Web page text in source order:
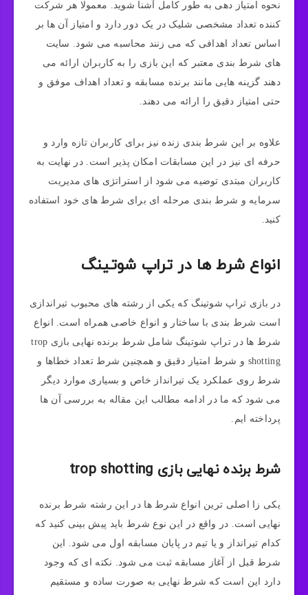
نحوه امتیاز دهی به طور کامل آشنا شوید. معمولا هر شرکت
کننده تعداد مشخصی شلیک در یک دور دارد و امتیاز آن ها بر
اساس تعداد اهدافی که می زنند محاسبه می شود. سایت
های شرط بندی معتبر که این بازی را به کاربران ارائه می
دهند گزینه هایی مانند برنده مسابقه و تعداد اهداف موفق و
حتی امتیاز دقیق را ارائه می دهند.
علاوه بر این شرط بندی زنده نیز برای کاربران تازه وارد و
حرفه ای نیز در این مسابقات امکان پذیر است. در نهایت به
کاربران مبتدی توضیه می شود از استراتژی های مدیریت
سرمایه و شرط بندی مرحله ای برای شرط های خود استفاده
کنید.
انواع شرط‌ ها در تراپ شوتینگ
در بازی تراپ شوتینگ که یکی از رشته های محبوب تیراندازی
است شرط بندی با ساختار و انواع خاصی همراه است. انواع
شرط ها در تراپ شوتینگ شامل شرط برنده نهایی بازی trop
shotting و شرط امتیاز دقیق و همچنین شرط تعداد خطاها و
شرط روی عملکرد یک تیرانداز خاص و بسیاری موارد دیگر
می شود که ما در ادامه مطالب این مقاله به بررسی آن ها
پرداخته ایم.
شرط برنده نهایی بازی trop shotting
یکی زا اصلی ترین انواع شرط ها در این رشته شرط برنده
نهایی است. در واقع در این نوع شرط باید پیش بینی کنید که
کدام تیرانداز و یا تیم در پایان مسابقه اول می شود. این
شرط قبل از آغاز مسابقه ثبت می شود. نکته ای که وجود
دارد این است که شرط نهایی به صورت ساده و مستقیم